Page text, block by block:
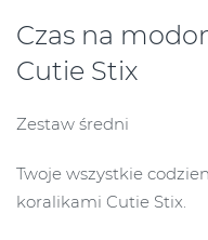
Czas na
Cutie Stix
Zestaw średni
Twoje wszystkie
koralikami Cutie Stix.